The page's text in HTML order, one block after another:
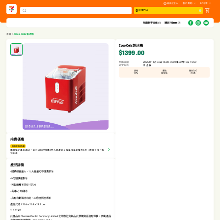
註冊 | 登入 客戶幫助 EN | 中
選擇門店
預購新手攻略​ 關於7-Eleven
首頁 >Coca-Cola 製冰機
推廣優惠
滿$1享$59換購
購買指定產品滿$1，即可以$59換購1件人氣產品；每單限享此優惠5次；數量有限，售
完即止
產品詳情
- 體積細容量大，1L大容量可存儲更多冰
- 9分鐘快速製冰
- 可製兩種不同尺寸的冰
- 長達6小時儲冰
- 具有自動清洗功能，三分鐘快速清潔
產品尺寸:1.20.6 x 26.8 x 28.2 cm
2. 6.52 KG
此產品由 Charmie Pacific Company Limited 之原廠行貨貨品,此預購貨品沒有保養。 如對產品
Coca-Cola 製冰機
$1399.00
預購日期
2025年11月04日 16:00 - 2026年02月10日 15:59
送貨方式
自取
規格
1PC
產地
China
儲存方式
常溫